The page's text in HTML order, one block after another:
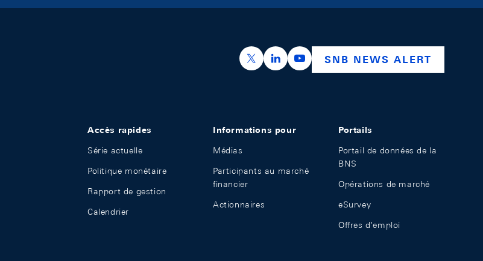
https://x.com/snb_bns
https://ch.linkedin.com/company/swiss-
https://www.youtube.com/
SNB NEWS ALERT
Accès rapides
Série actuelle
Politique monétaire
Rapport de gestion
Calendrier
Informations pour
Médias
Participants au marché
financier
Actionnaires
Portails
Portail de données de la
BNS
Opérations de marché
eSurvey
Offres d'emploi